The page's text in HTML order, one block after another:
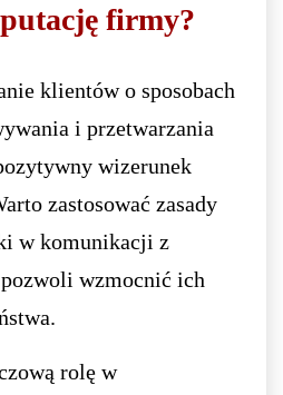
firmy?
klientów o sposobach
i przetwarzania
wizerunek
zastosować zasady
w komunikacji z
wzmocnić ich
rolę w